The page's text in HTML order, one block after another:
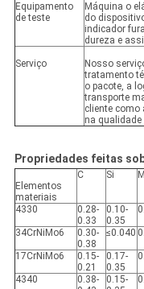
Equipamento
de teste
Máquina o
do
indicador
dureza e
Serviço
Nosso
tratamento
o pacote, a
transporte
cliente como
na qualidade
Propriedades feitas
Elementos
materiais
C Si
4330
0.28-
0.33
0.10-
0.35
34CrNiMo6
0.30-
0.38
≤0.040
17CrNiMo6
0.15-
0.21
0.17-
0.35
4340
0.38-
0.15-